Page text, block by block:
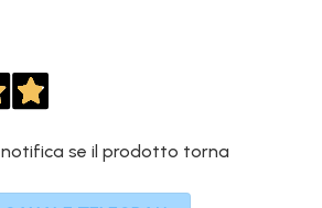
notifica se il prodotto torna